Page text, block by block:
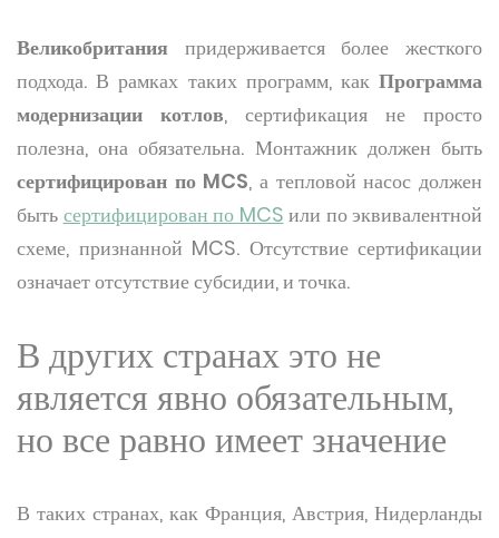
Великобритания придерживается более жесткого
подхода. В рамках таких программ, как Программа
модернизации котлов, сертификация не просто
полезна, она обязательна. Монтажник должен быть
сертифицирован по MCS, а тепловой насос должен
быть сертифицирован по MCS или по эквивалентной
схеме, признанной MCS. Отсутствие сертификации
означает отсутствие субсидии, и точка.
В других странах это не
является явно обязательным,
но все равно имеет значение
В таких странах, как Франция, Австрия, Нидерланды